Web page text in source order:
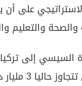
والتعليم
3 مليار دولار.